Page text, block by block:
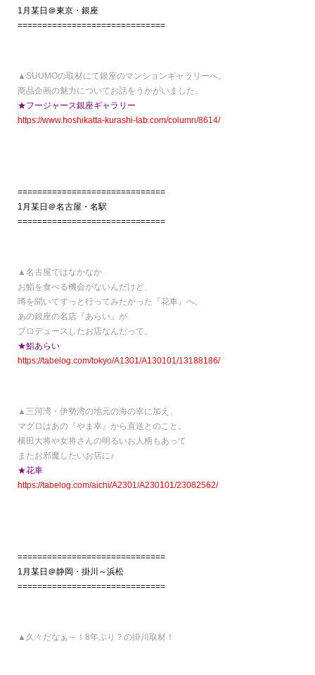
1月某日＠東京・銀座
==============================
▲SUUMOの取材にて銀座のマンションギャラリーへ。
商品企画の魅力についてお話をうかがいました。
★フージャース銀座ギャラリー
https://www.hoshikatta-kurashi-lab.com/column/8614/
==============================
1月某日＠名古屋・名駅
==============================
▲名古屋ではなかなか
お鮨を食べる機会がないんだけど、
噂を聞いてずっと行ってみたかった『花車』へ。
あの銀座の名店『あらい』が
プロデュースしたお店なんだって。
★鮨あらい
https://tabelog.com/tokyo/A1301/A130101/13188186/
▲三河湾・伊勢湾の地元の海の幸に加え、
マグロはあの『やま幸』から直送とのこと。
横田大将や女将さんの明るいお人柄もあって
またお邪魔したいお店に♪
★花車
https://tabelog.com/aichi/A2301/A230101/23082562/
==============================
1月某日＠静岡・掛川～浜松
==============================
▲久々だなぁ～！8年ぶり？の掛川取材！